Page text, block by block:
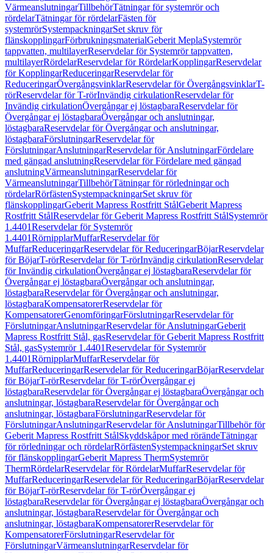
VärmeanslutningarTillbehörTätningar för systemrör och
rördelarTätningar för rördelarFästen för
systemrörSystempackningarSet skruv för
flänskopplingarFörbrukningsmaterialGeberit MeplaSystemrör
tappvatten, multilayerReservdelar för Systemrör tappvatten,
multilayerRördelarReservdelar för RördelarKopplingarReservdelar
för KopplingarReduceringarReservdelar för
ReduceringarÖvergångsvinklarReservdelar för ÖvergångsvinklarT-
rörReservdelar för T-rörInvändig cirkulationReservdelar för
Invändig cirkulationÖvergångar ej löstagbaraReservdelar för
Övergångar ej löstagbaraÖvergångar och anslutningar,
löstagbaraReservdelar för Övergångar och anslutningar,
löstagbaraFörslutningarReservdelar för
FörslutningarAnslutningarReservdelar för AnslutningarFördelare
med gängad anslutningReservdelar för Fördelare med gängad
anslutningVärmeanslutningarReservdelar för
VärmeanslutningarTillbehörTätningar för rörledningar och
rördelarRörfästenSystempackningarSet skruv för
flänskopplingarGeberit Mapress Rostfritt StålGeberit Mapress
Rostfritt StålReservdelar för Geberit Mapress Rostfritt StålSystemrör
1.4401Reservdelar för Systemrör
1.4401RörnipplarMuffarReservdelar för
MuffarReduceringarReservdelar för ReduceringarBöjarReservdelar
för BöjarT-rörReservdelar för T-rörInvändig cirkulationReservdelar
för Invändig cirkulationÖvergångar ej löstagbaraReservdelar för
Övergångar ej löstagbaraÖvergångar och anslutningar,
löstagbaraReservdelar för Övergångar och anslutningar,
löstagbaraKompensatorerReservdelar för
KompensatorerGenomföringarFörslutningarReservdelar för
FörslutningarAnslutningarReservdelar för AnslutningarGeberit
Mapress Rostfritt Stål, gasReservdelar för Geberit Mapress Rostfritt
Stål, gasSystemrör 1.4401Reservdelar för Systemrör
1.4401RörnipplarMuffarReservdelar för
MuffarReduceringarReservdelar för ReduceringarBöjarReservdelar
för BöjarT-rörReservdelar för T-rörÖvergångar ej
löstagbaraReservdelar för Övergångar ej löstagbaraÖvergångar och
anslutningar, löstagbaraReservdelar för Övergångar och
anslutningar, löstagbaraFörslutningarReservdelar för
FörslutningarAnslutningarReservdelar för AnslutningarTillbehör för
Geberit Mapress Rostfritt StålSkyddskåpor med rörändeTätningar
för rörledningar och rördelarRörfästenSystempackningarSet skruv
för flänskopplingarGeberit Mapress ThermSystemrör
ThermRördelarReservdelar för RördelarMuffarReservdelar för
MuffarReduceringarReservdelar för ReduceringarBöjarReservdelar
för BöjarT-rörReservdelar för T-rörÖvergångar ej
löstagbaraReservdelar för Övergångar ej löstagbaraÖvergångar och
anslutningar, löstagbaraReservdelar för Övergångar och
anslutningar, löstagbaraKompensatorerReservdelar för
KompensatorerFörslutningarReservdelar för
FörslutningarVärmeanslutningarReservdelar för